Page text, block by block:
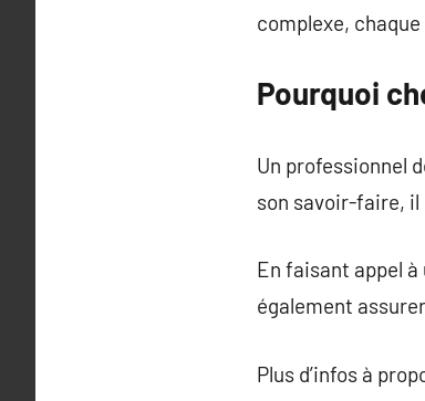
complexe,
Pourquoi
Un professionnel
son savoir-faire, il
En faisant appel à
également
Plus d’infos à